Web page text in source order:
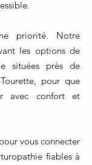
priorité. Notre
les options de
situées près de
pour que
avec confort et
vous connecter
fiables à